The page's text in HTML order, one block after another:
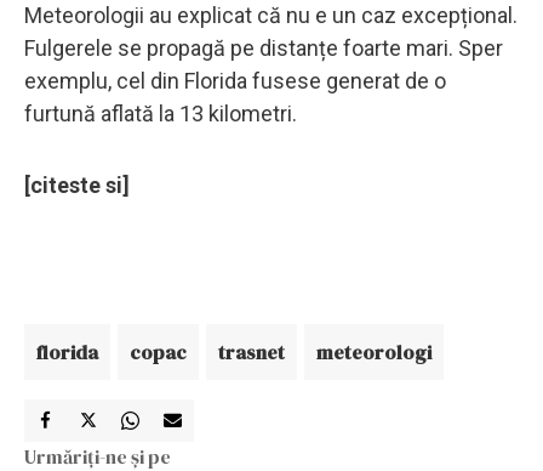
Meteorologii au explicat că nu e un caz excepțional.
Fulgerele se propagă pe distanțe foarte mari. Sper
exemplu, cel din Florida fusese generat de o
furtună aflată la 13 kilometri.
[citeste si]
florida copac trasnet meteorologi
Urmăriți-ne și pe